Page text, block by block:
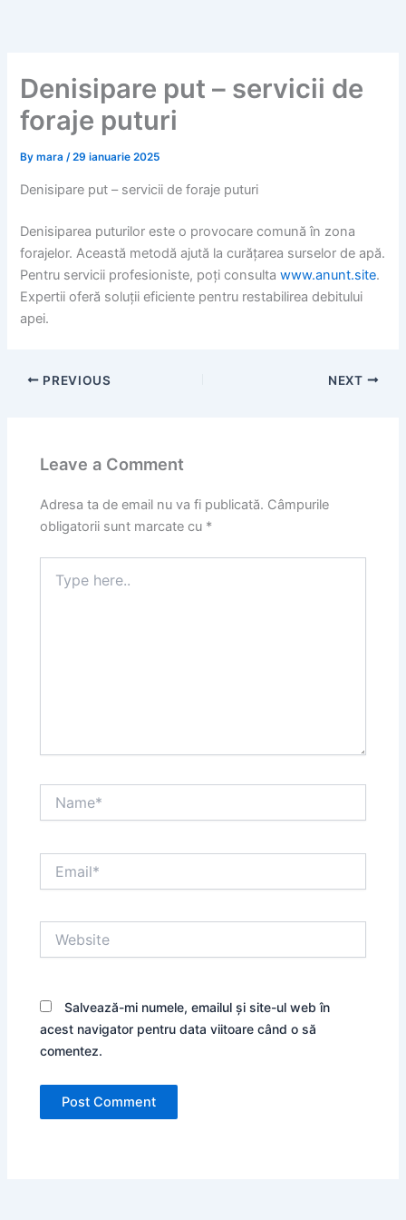
Denisipare put – servicii de
foraje puturi
Bymara/29 ianuarie 2025
Denisipare put – servicii de foraje puturi
Denisiparea puturilor este o provocare comună în zona
forajelor. Această metodă ajută la curățarea surselor de apă.
Pentru servicii profesioniste, poți consultawww.anunt.site.
Expertii oferă soluții eficiente pentru restabilirea debitului
apei.
PREVIOUS NEXT
Leave a Comment
Adresa ta de email nu va fi publicată. Câmpurile
obligatorii sunt marcate cu *
here..
Salvează-mi numele, emailul și site-ul web în
acest navigator pentru data viitoare când o să
comentez.